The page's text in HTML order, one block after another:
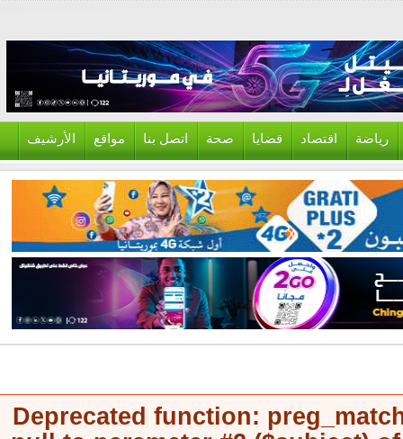
اقتصاد قضايا صحة اتصل بنا مواقع الأرشيف
Deprecated function: